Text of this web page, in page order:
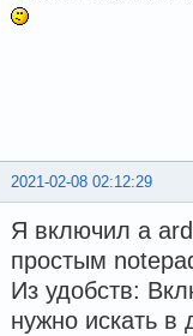
2021-02-08 02:12:29
Я включил а
простым
Из удобств:
нужно искать в